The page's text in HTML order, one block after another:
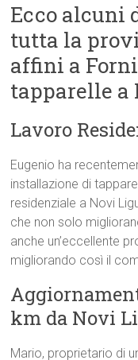
Ecco alcuni
tutta la
affini a
tapparelle a
Lavoro
Eugenio ha
installazione di
residenziale a Novi
che non solo
anche un’eccellente
migliorando così il
km da Novi
Mario, proprietario di